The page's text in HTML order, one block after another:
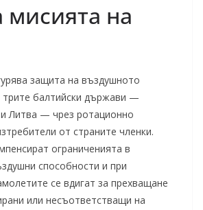
мисията на
защита на въздушното
трите балтийски държави —
Литва — чрез ротационно
от страните членки.
ограниченията в
способности и при
се вдигат за прехващане
или несъответстващи на